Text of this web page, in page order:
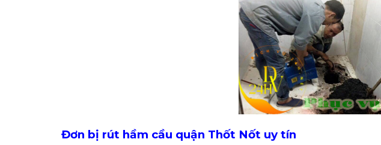
Đơn bị rút hầm cầu quận Thốt Nốt uy tín